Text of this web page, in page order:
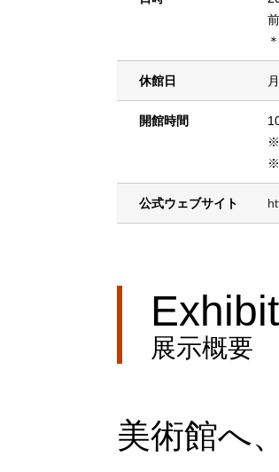
休館日
開館時間
※
※
公式ウェブサイト
展示概要
美術館へ